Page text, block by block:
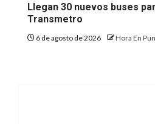
Llegan 30 nuevos buses
Transmetro
6 de agosto de 2026 Hora En